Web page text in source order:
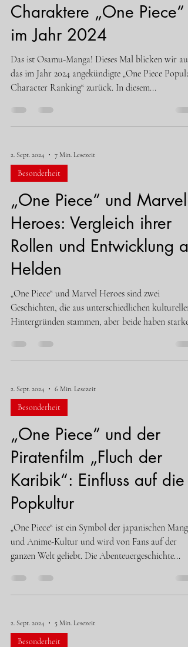
Charaktere „One Piece“
im Jahr 2024
Das ist Osamu-Manga! Dieses Mal blicken wir auf
das im Jahr 2024 angekündigte „One Piece Popular
Character Ranking“ zurück. In diesem...
2. Sept. 2024 7 Min. Lesezeit
Besonderheit
„One Piece“ und Marvel
Heroes: Vergleich ihrer
Rollen und Entwicklung als
Helden
„One Piece“ und Marvel Heroes sind zwei
Geschichten, die aus unterschiedlichen kulturellen
Hintergründen stammen, aber beide haben
2. Sept. 2024 6 Min. Lesezeit
Besonderheit
„One Piece“ und der
Piratenfilm „Fluch der
Karibik“: Einfluss auf die
Popkultur
„One Piece“ ist ein Symbol der japanischen
und Anime-Kultur und wird von Fans auf der
ganzen Welt geliebt. Die Abenteuergeschichte...
2. Sept. 2024 5 Min. Lesezeit
Besonderheit